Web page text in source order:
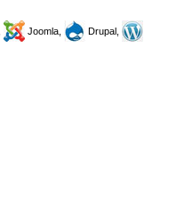
Joomla,
Drupal,